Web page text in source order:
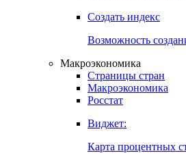
Создать индекс
Возможность
Макроэкономика
Страницы стран
Макроэкономика
Росстат
Виджет:
Карта процентных